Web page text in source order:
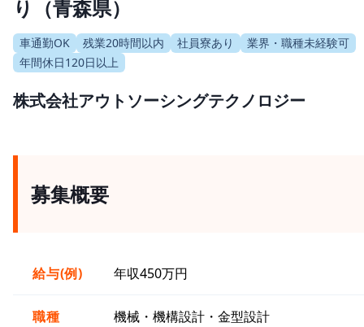
り（青森県）
車通勤OK 残業20時間以内 社員寮あり
業界・職種未経験可
年間休日120日以上
株式会社アウトソーシングテクノロジー
募集概要
給与(例) 年収450万円
職種 機械・機構設計・金型設計